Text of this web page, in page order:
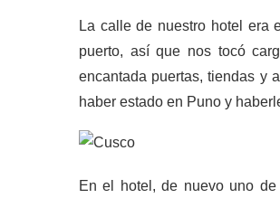
La calle de nuestro hotel era
puerto, así que nos tocó
encantada puertas, tiendas y
haber estado en Puno y
En el hotel, de nuevo uno